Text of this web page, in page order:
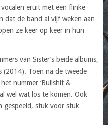
eruit met een flinke
dat de band al vijf weken aan
ze keer op keer in hun
van Sister’s beide albums,
(2014). Toen na de tweede
nummer ‘Bullshit &
wel wat los te komen. Ook
gespeeld, stuk voor stuk